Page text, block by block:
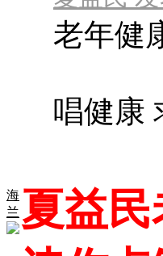
海
兰
老年健
唱健康
夏益